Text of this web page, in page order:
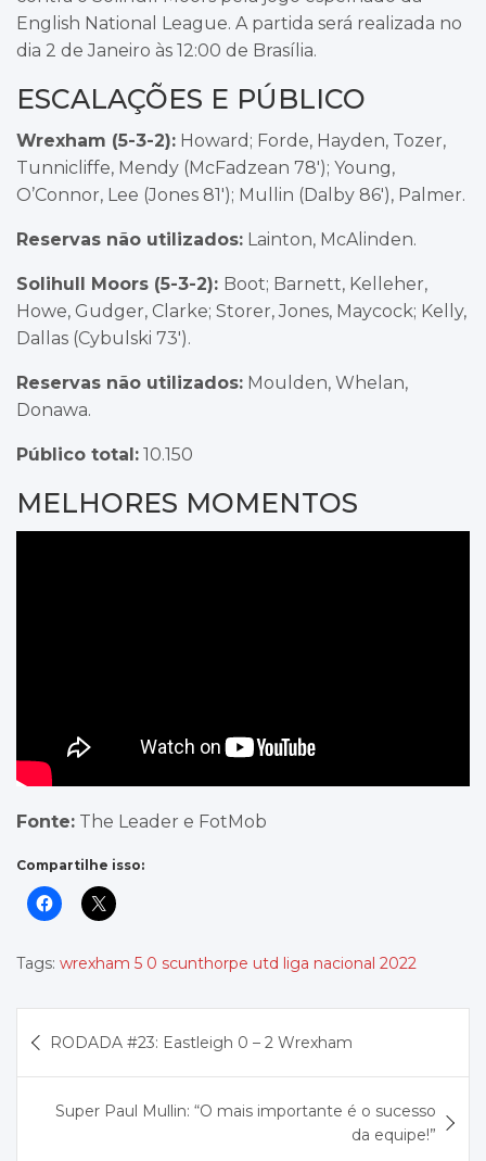
English National League. A partida será realizada no
dia 2 de Janeiro às 12:00 de Brasília.
ESCALAÇÕES E PÚBLICO
Wrexham (5-3-2): Howard; Forde, Hayden, Tozer,
Tunnicliffe, Mendy (McFadzean 78′); Young,
O’Connor, Lee (Jones 81′); Mullin (Dalby 86′), Palmer.
Reservas não utilizados: Lainton, McAlinden.
Solihull Moors (5-3-2): Boot; Barnett, Kelleher,
Howe, Gudger, Clarke; Storer, Jones, Maycock; Kelly,
Dallas (Cybulski 73′).
Reservas não utilizados: Moulden, Whelan,
Donawa.
Público total: 10.150
MELHORES MOMENTOS
Fonte: The Leader e FotMob
Compartilhe isso:
Tags: wrexham 5 0 scunthorpe utd liga nacional 2022
de
RODADA #23: Eastleigh 0 – 2 Wrexham
Super Paul Mullin: “O mais importante é o sucesso
da equipe!”